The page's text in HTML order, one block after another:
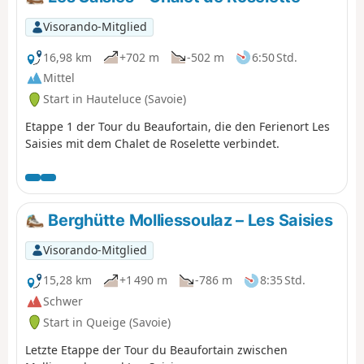
an diesem Tag (17. Juni) der Fall.
Visorando-Mitglied
16,98 km
+702 m -502 m
6:50 Std.
Mittel
Start in Hauteluce (Savoie)
Etappe 1 der Tour du Beaufortain, die den Ferienort Les
Saisies mit dem Chalet de Roselette verbindet.
Berghütte Molliessoulaz – Les Saisies
Visorando-Mitglied
15,28 km
+1 490 m -786 m
8:35 Std.
Schwer
Start in Queige (Savoie)
Letzte Etappe der Tour du Beaufortain zwischen